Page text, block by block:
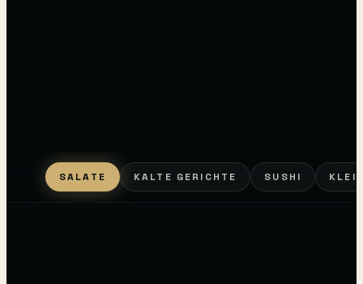
SALATE KALTE GERICHTE SUSHI